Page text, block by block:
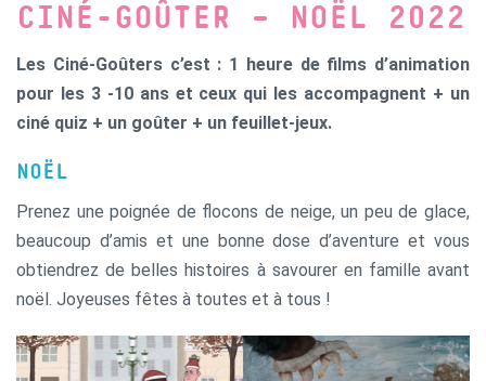
CINÉ-GOÛTER – NOËL 2022
Les Ciné-Goûters c’est : 1 heure de films d’animation
pour les 3 -10 ans et ceux qui les accompagnent + un
ciné quiz + un goûter + un feuillet-jeux.
NOËL
Prenez une poignée de flocons de neige, un peu de glace,
beaucoup d’amis et une bonne dose d’aventure et vous
obtiendrez de belles histoires à savourer en famille avant
noël. Joyeuses fêtes à toutes et à tous !